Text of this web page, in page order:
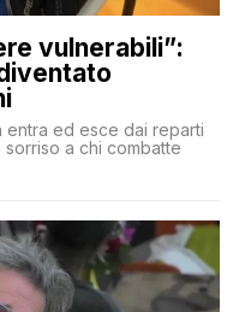
vulnerabili”:
entra ed esce dai reparti
a chi combatte